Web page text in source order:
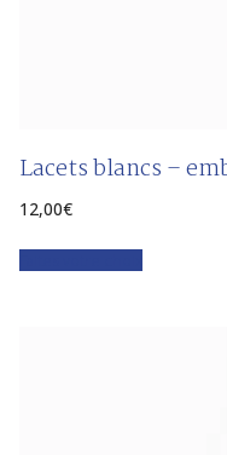
Lacets blancs –
12,00€